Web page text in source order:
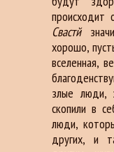
происходит
Свастй
хорошо,
вселенная,
злые люди,
скопили в
люди,
других, и